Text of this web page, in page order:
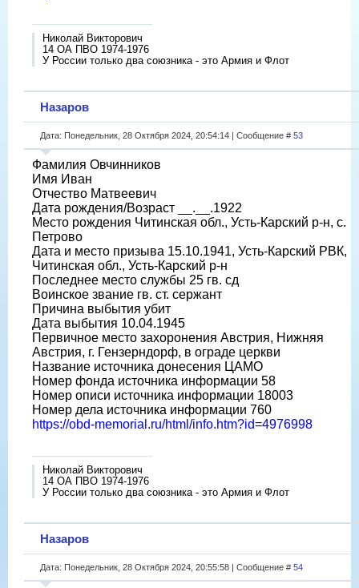
Николай Викторович
14 ОА ПВО 1974-1976
У России только два союзника - это Армия и Флот
Назаров
Дата: Понедельник, 28 Октября 2024, 20:54:14 | Сообщение # 53
Фамилия Овчинников
Имя Иван
Отчество Матвеевич
Дата рождения/Возраст __.__.1922
Место рождения Читинская обл., Усть-Карский р-н, с.
Петрово
Дата и место призыва 15.10.1941, Усть-Карский РВК,
Читинская обл., Усть-Карский р-н
Последнее место службы 25 гв. сд
Воинское звание гв. ст. сержант
Причина выбытия убит
Дата выбытия 10.04.1945
Первичное место захоронения Австрия, Нижняя
Австрия, г. Гензерндорф, в ограде церкви
Название источника донесения ЦАМО
Номер фонда источника информации 58
Номер описи источника информации 18003
Номер дела источника информации 760
https://obd-memorial.ru/html/info.htm?id=4976998
Николай Викторович
14 ОА ПВО 1974-1976
У России только два союзника - это Армия и Флот
Назаров
Дата: Понедельник, 28 Октября 2024, 20:55:58 | Сообщение # 54